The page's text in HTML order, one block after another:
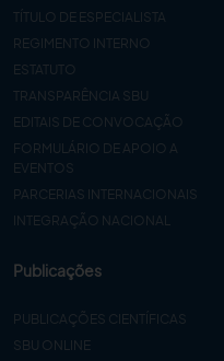
TÍTULO DE ESPECIALISTA
REGIMENTO INTERNO
ESTATUTO
TRANSPARÊNCIA SBU
EDITAIS DE CONVOCAÇÃO
FORMULÁRIO DE APOIO A
EVENTOS
PARCERIAS INTERNACIONAIS
INTEGRAÇÃO NACIONAL
Publicações
PUBLICAÇÕES CIENTÍFICAS
SBU ONLINE